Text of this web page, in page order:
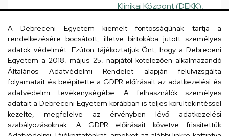
Klinikai Központ (DEKK),
Egységek, Diagnosztikai
Egységek, Orvosi
Képalkotó Klinika,
Nukleáris Medicina
Központi telefonszám,
mellék
+36 52 255 000 / 51445
E-mail
forgacs.attila@med.unide
b.hu
A Debreceni Egyetem kiemelt fontosságúnak tartja a
rendelkezésére bocsátott, illetve birtokába jutott személyes
adatok védelmét. Ezúton tájékoztatjuk Önt, hogy a Debreceni
Egyetem a 2018. május 25. napjától kötelezően alkalmazandó
Általános Adatvédelmi Rendelet alapján felülvizsgálta
folyamatait és beépítette a GDPR előírásait az adatkezelési és
adatvédelmi tevékenységébe. A felhasználók személyes
adatait a Debreceni Egyetem korábban is teljes körültekintéssel
kezelte, megfelelve az érvényben lévő adatkezelési
szabályozásoknak. A GDPR előírásait követve frissítettük